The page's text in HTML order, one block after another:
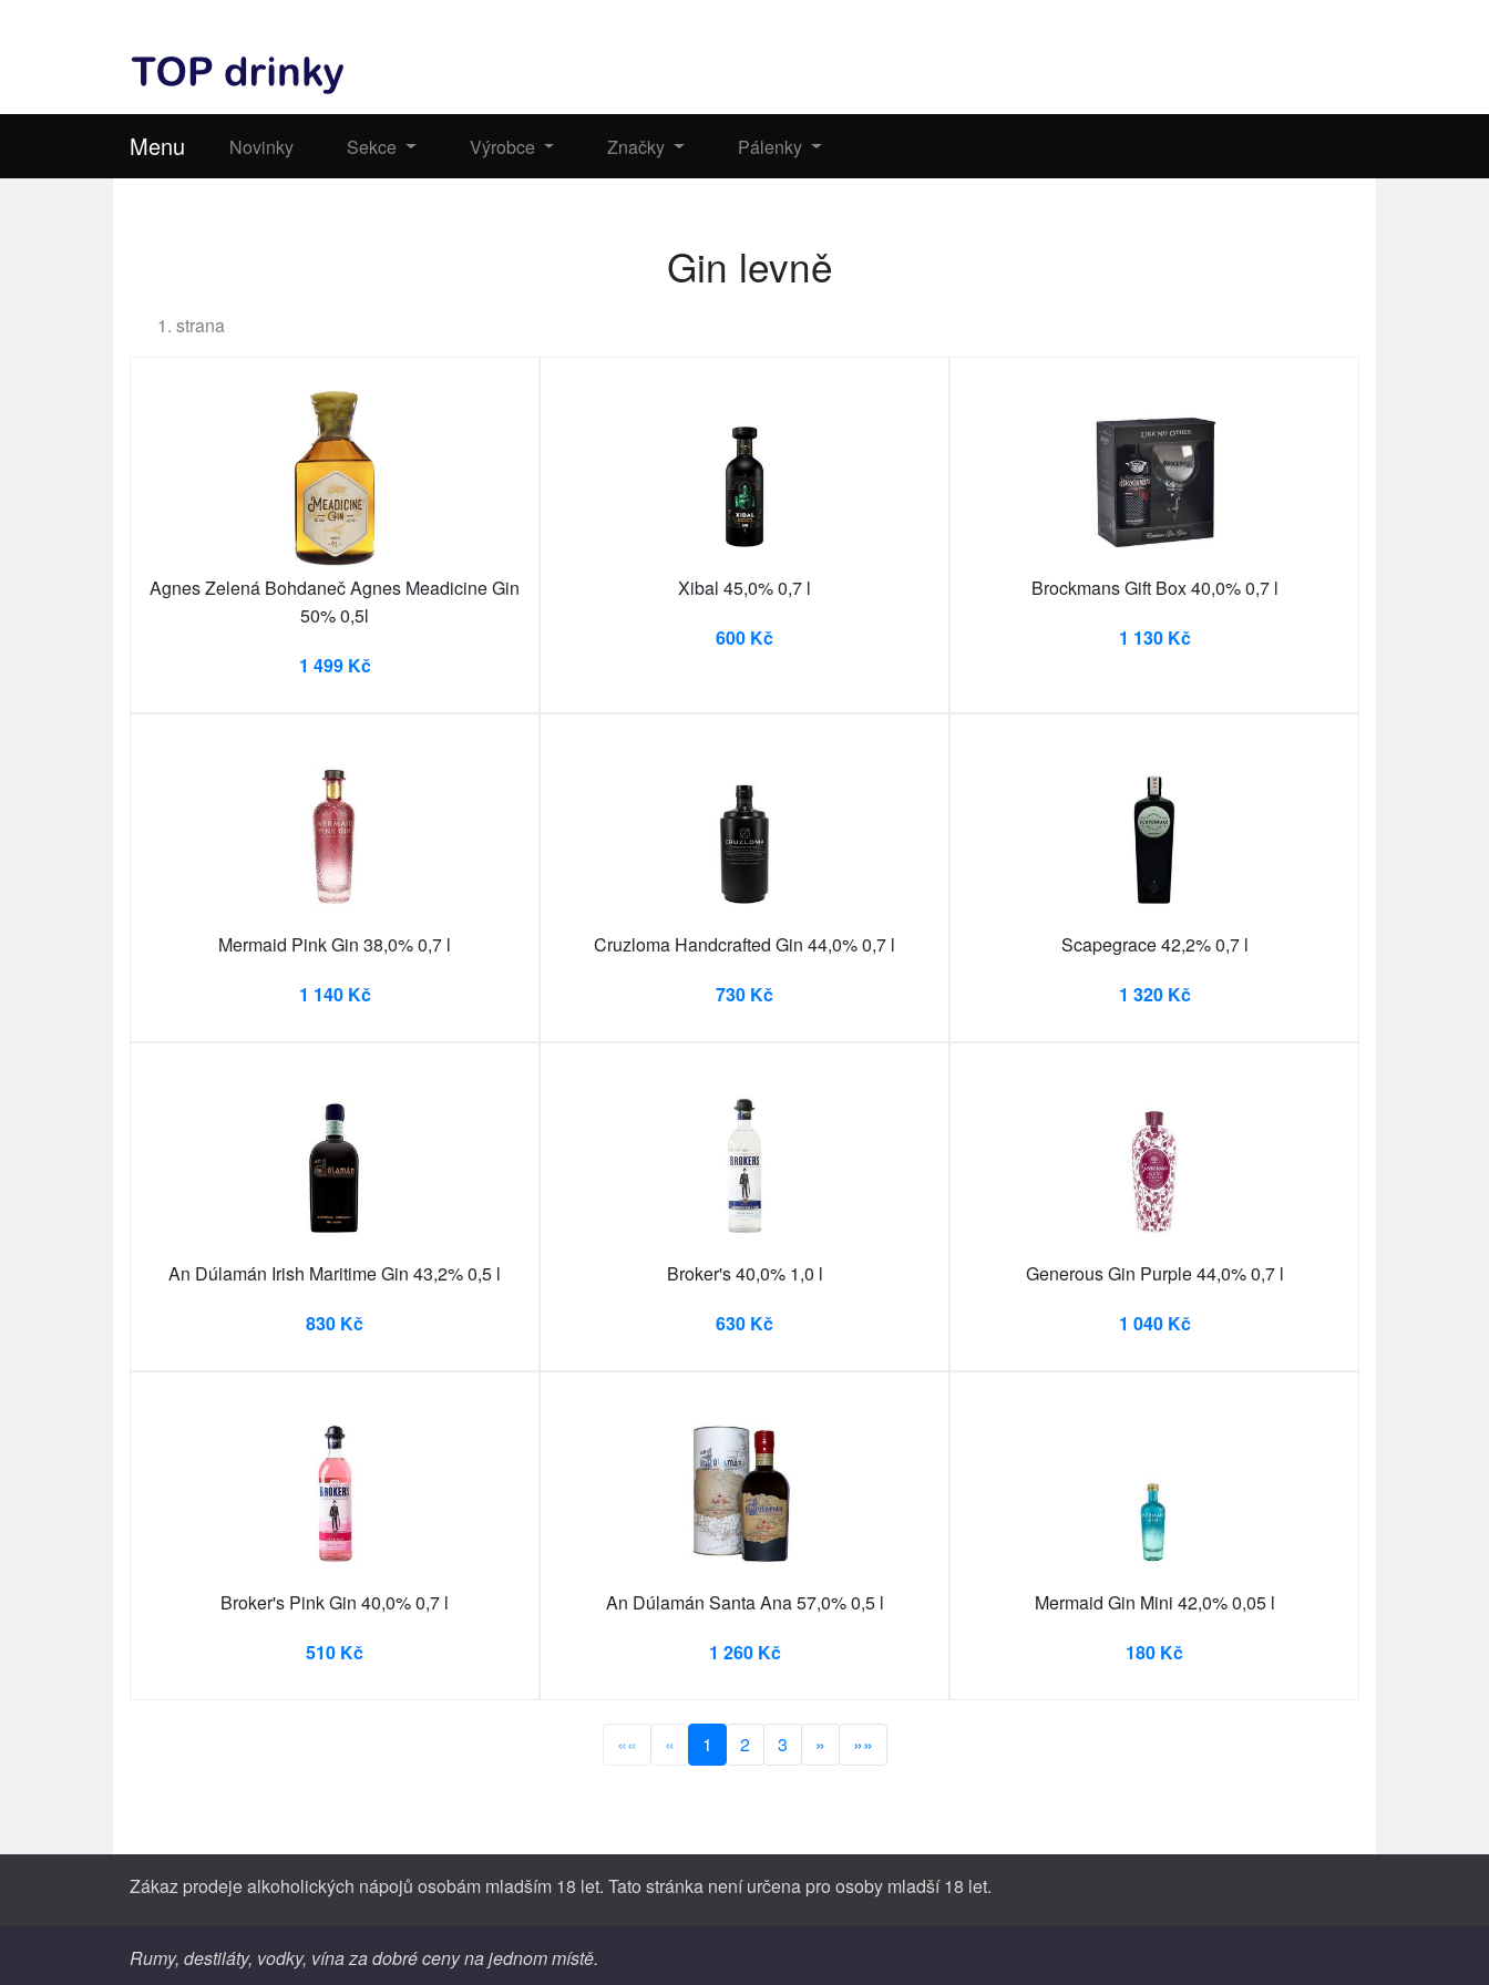
Menu Novinky Sekce Výrobce Značky Pálenky
Gin levně
1. strana
Agnes Zelená Bohdaneč Agnes Meadicine Gin
50% 0,5l
1 499 Kč
Xibal 45,0% 0,7 l
600 Kč
Brockmans Gift Box 40,0% 0,7 l
1 130 Kč
Mermaid Pink Gin 38,0% 0,7 l
1 140 Kč
Cruzloma Handcrafted Gin 44,0% 0,7 l
730 Kč
Scapegrace 42,2% 0,7 l
1 320 Kč
An Dúlamán Irish Maritime Gin 43,2% 0,5 l
830 Kč
Broker's 40,0% 1,0 l
630 Kč
Generous Gin Purple 44,0% 0,7 l
1 040 Kč
Broker's Pink Gin 40,0% 0,7 l
510 Kč
An Dúlamán Santa Ana 57,0% 0,5 l
1 260 Kč
Mermaid Gin Mini 42,0% 0,05 l
180 Kč
«« « 1 2 3 » »»
Zákaz prodeje alkoholických nápojů osobám mladším 18 let. Tato stránka není určena pro osoby mladší 18 let.
Rumy, destiláty, vodky, vína za dobré ceny na jednom místě.